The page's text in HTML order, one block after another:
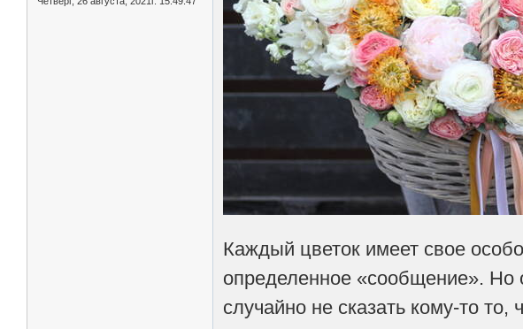
Каждый цветок имеет свое
определенное «сообщение». Но
случайно не сказать кому-то